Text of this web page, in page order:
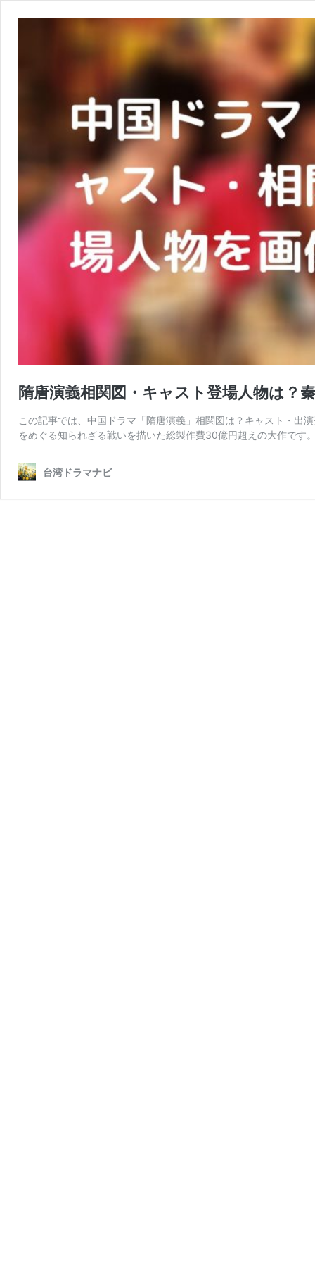
隋唐演義相関図・キャスト登場人物は？
この記事では、中国ドラマ「隋唐演義」相関図は？キャスト・出
をめぐる知られざる戦いを描いた総製作費30億円超えの大作で
台湾ドラマナビ